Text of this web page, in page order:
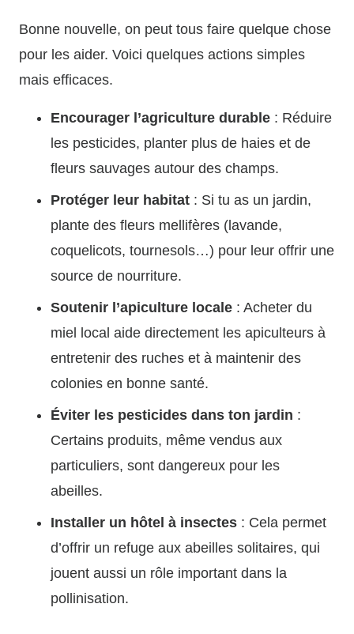
Bonne nouvelle, on peut tous faire quelque chose
pour les aider. Voici quelques actions simples
mais efficaces.
Encourager l’agriculture durable : Réduire
les pesticides, planter plus de haies et de
fleurs sauvages autour des champs.
Protéger leur habitat : Si tu as un jardin,
plante des fleurs mellifères (lavande,
coquelicots, tournesols…) pour leur offrir une
source de nourriture.
Soutenir l’apiculture locale : Acheter du
miel local aide directement les apiculteurs à
entretenir des ruches et à maintenir des
colonies en bonne santé.
Éviter les pesticides dans ton jardin :
Certains produits, même vendus aux
particuliers, sont dangereux pour les
abeilles.
Installer un hôtel à insectes : Cela permet
d’offrir un refuge aux abeilles solitaires, qui
jouent aussi un rôle important dans la
pollinisation.